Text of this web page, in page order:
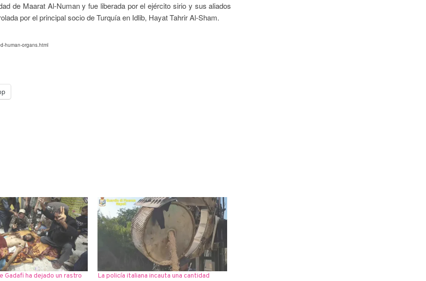
de Maarat Al-Numan y fue liberada por el ejército sirio y sus aliados
por el principal socio de Turquía en Idlib, Hayat Tahrir Al-Sham.
human-organs.html
Gadafi ha dejado un rastro
La policía italiana incauta una cantidad